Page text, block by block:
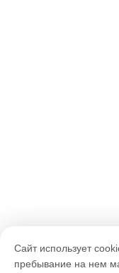
Сайт использует
пребывание на нем